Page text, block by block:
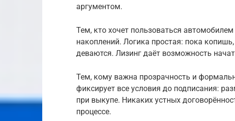
аргументом.
Тем, кто хочет пользоваться автомобилем
накоплений. Логика простая: пока
деваются. Лизинг даёт возможность
Тем, кому важна прозрачность и
фиксирует все условия до подписания:
при выкупе. Никаких устных
процессе.